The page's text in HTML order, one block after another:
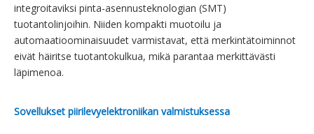
integroitaviksi pinta-asennusteknologian (SMT)
tuotantolinjoihin. Niiden kompakti muotoilu ja
automaatioominaisuudet varmistavat, että merkintätoiminnot
eivät häiritse tuotantokulkua, mikä parantaa merkittävästi
läpimenoa.
Sovellukset piirilevyelektroniikan valmistuksessa